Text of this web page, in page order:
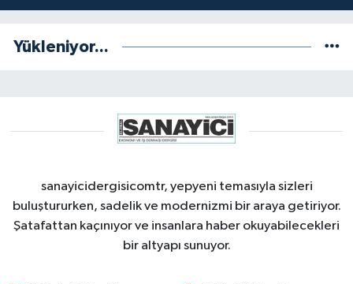
Yükleniyor...
sanayicidergisicomtr, yepyeni temasıyla sizleri
buluştururken, sadelik ve modernizmi bir araya getiriyor.
Şatafattan kaçınıyor ve insanlara haber okuyabilecekleri
bir altyapı sunuyor.